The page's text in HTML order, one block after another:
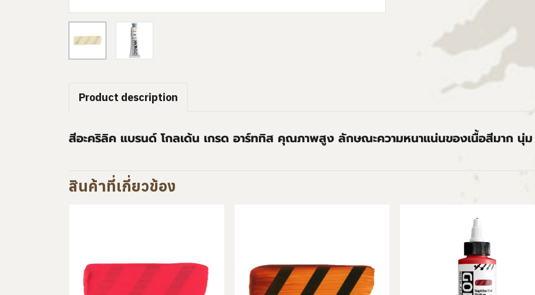
Product description
สีอะคริลิค แบรนด์ โกลเด้น เกรด อาร์ททิส คุณภาพสูง ลักษณะความหนาแน่นของเนื้อสีมาก นุ่
สินค้าที่เกี่ยวข้อง